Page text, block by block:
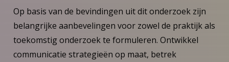
Op basis van de bevindingen uit dit onderzoek zijn
belangrijke aanbevelingen voor zowel de praktijk als
toekomstig onderzoek te formuleren. Ontwikkel
communicatie strategieën op maat, betrek